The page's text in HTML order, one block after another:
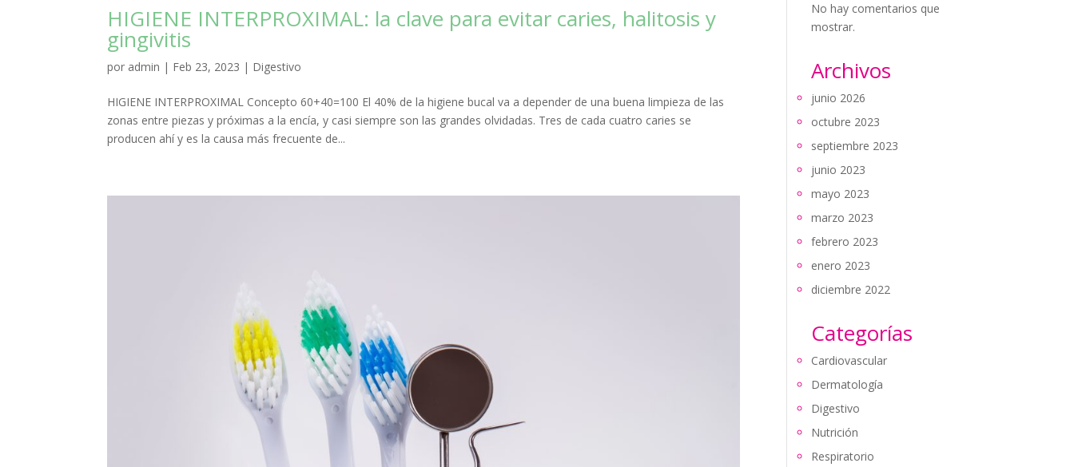
HIGIENE INTERPROXIMAL: la clave para evitar caries, halitosis y
gingivitis
por admin | Feb 23, 2023 | Digestivo
HIGIENE INTERPROXIMAL Concepto 60+40=100 El 40% de la higiene bucal va a depender de una buena limpieza de las
zonas entre piezas y próximas a la encía, y casi siempre son las grandes olvidadas. Tres de cada cuatro caries se
producen ahí y es la causa más frecuente de...
No hay comentarios que
mostrar.
Archivos
junio 2026
octubre 2023
septiembre 2023
junio 2023
mayo 2023
marzo 2023
febrero 2023
enero 2023
diciembre 2022
Categorías
Cardiovascular
Dermatología
Digestivo
Nutrición
Respiratorio